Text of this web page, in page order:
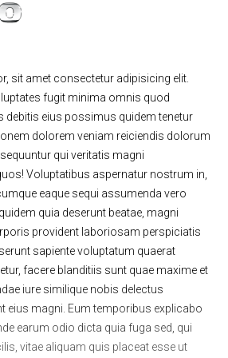
Двигатель
Замена Ремней
sit amet consectetur adipisicing elit.
fugit minima omnis quod
debitis eius possimus quidem tenetur
dolorem veniam reiciendis dolorum
qui veritatis magni
Voluptatibus aspernatur nostrum in,
eaque sequi assumenda vero
quia deserunt beatae, magni
provident laboriosam perspiciatis
sapiente voluptatum quaerat
facere blanditiis sunt quae maxime et
iure similique nobis delectus
eius magni. Eum temporibus explicabo
earum odio dicta quia fuga sed, qui
vitae aliquam quis placeat esse ut